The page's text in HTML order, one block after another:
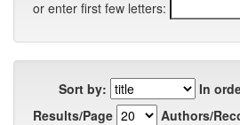
or enter first few letters:
Sort by:
In
Results/Page
Authors/